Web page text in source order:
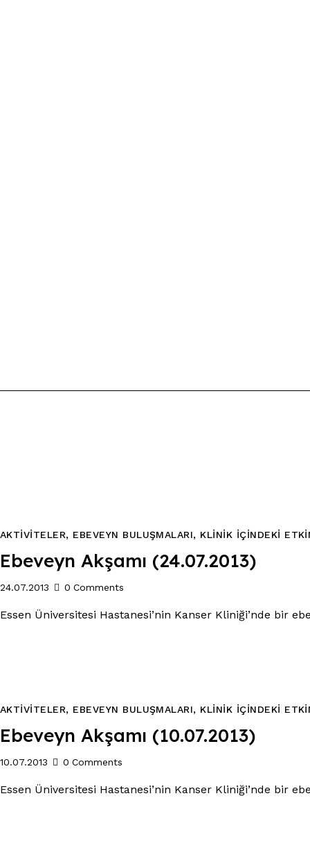
AKTİVİTELER, EBEVEYN BULUŞMALARI, KLİNİK İÇİNDEKİ
Ebeveyn Akşamı (24.07.2013)
24.07.2013 0 Comments
Essen Üniversitesi Hastanesi’nin Kanser Kliniği’nde bir
AKTİVİTELER, EBEVEYN BULUŞMALARI, KLİNİK İÇİNDEKİ
Ebeveyn Akşamı (10.07.2013)
10.07.2013 0 Comments
Essen Üniversitesi Hastanesi’nin Kanser Kliniği’nde bir